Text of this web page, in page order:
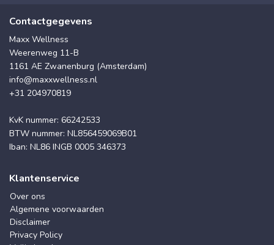
Contactgegevens
Maxx Wellness
Weerenweg 11-B
1161 AE Zwanenburg (Amsterdam)
info@maxxwellness.nl
+31 204970819
KvK nummer: 66242533
BTW nummer: NL856459069B01
Iban: NL86 INGB 0005 346373
Klantenservice
Over ons
Algemene voorwaarden
Disclaimer
Privacy Policy